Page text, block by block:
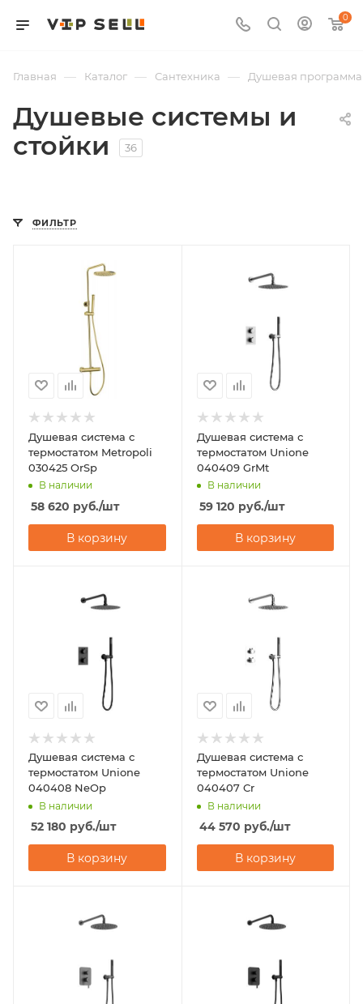
0
Главная — Каталог — Сантехника — Душевая программа
Душевые системы и
стойки
36
ФИЛЬТР
Душевая система с
термостатом Metropoli
030425 OrSp
В наличии
58 620 руб./шт
В корзину
Душевая система с
термостатом Unione
040409 GrMt
В наличии
59 120 руб./шт
В корзину
Душевая система с
термостатом Unione
040408 NeOp
В наличии
52 180 руб./шт
В корзину
Душевая система с
термостатом Unione
040407 Cr
В наличии
44 570 руб./шт
В корзину